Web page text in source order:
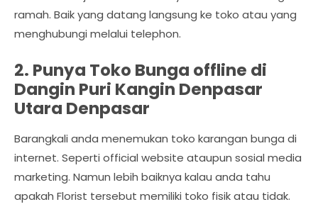
ramah. Baik yang datang langsung ke toko atau yang
menghubungi melalui telephon.
2. Punya Toko Bunga offline di
Dangin Puri Kangin Denpasar
Utara Denpasar
Barangkali anda menemukan toko karangan bunga di
internet. Seperti official website ataupun sosial media
marketing. Namun lebih baiknya kalau anda tahu
apakah Florist tersebut memiliki toko fisik atau tidak.